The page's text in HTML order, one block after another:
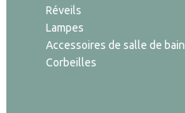
Réveils
Lampes
Accessoires de salle de bain
Corbeilles